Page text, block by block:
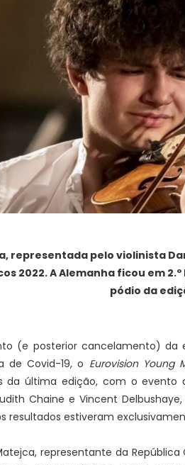
representada pelo violinista
2022. A Alemanha ficou em
pódio da
(e posterior cancelamento) da
de Covid-19, o Eurovision Young
da última edição, com o evento
Chaine e Vincent
resultados estiveram
representante da